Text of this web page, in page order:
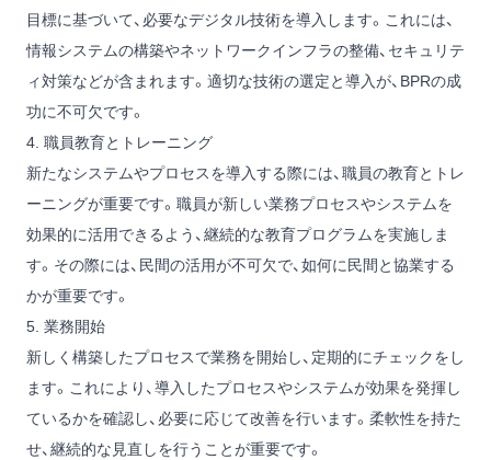
目標に基づいて、必要なデジタル技術を導入します。これには、
情報システムの構築やネットワークインフラの整備、セキュリテ
ィ対策などが含まれます。適切な技術の選定と導入が、BPRの成
功に不可欠です。
4. 職員教育とトレーニング
新たなシステムやプロセスを導入する際には、職員の教育とトレ
ーニングが重要です。職員が新しい業務プロセスやシステムを
効果的に活用できるよう、継続的な教育プログラムを実施しま
す。その際には、民間の活用が不可欠で、如何に民間と協業する
かが重要です。
5. 業務開始
新しく構築したプロセスで業務を開始し、定期的にチェックをし
ます。これにより、導入したプロセスやシステムが効果を発揮し
ているかを確認し、必要に応じて改善を行います。柔軟性を持た
せ、継続的な見直しを行うことが重要です。